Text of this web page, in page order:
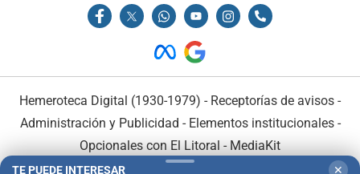
Hemeroteca Digital (1930-1979) - Receptorías de avisos -
Administración y Publicidad - Elementos institucionales-
Opcionales con El Litoral - MediaKit
TE PUEDE INTERESAR ✕